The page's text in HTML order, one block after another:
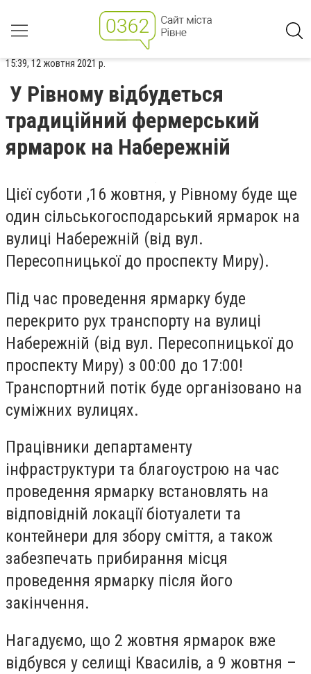
15:39, 12 жовтня 2021 р.
У Рівному відбудеться
традиційний фермерський
ярмарок на Набережній
Цієї суботи ,16 жовтня, у Рівному буде ще
один сільськогосподарський ярмарок на
вулиці Набережній (від вул.
Пересопницької до проспекту Миру).
Під час проведення ярмарку буде
перекрито рух транспорту на вулиці
Набережній (від вул. Пересопницької до
проспекту Миру) з 00:00 до 17:00!
Транспортний потік буде організовано на
суміжних вулицях.
Працівники департаменту
інфраструктури та благоустрою на час
проведення ярмарку встановлять на
відповідній локації біотуалети та
контейнери для збору сміття, а також
забезпечать прибирання місця
проведення ярмарку після його
закінчення.
Нагадуємо, що 2 жовтня ярмарок вже
відбувся у селищі Квасилів, а 9 жовтня –